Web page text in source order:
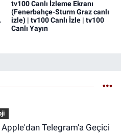
tv100 Canlı İzleme Ekranı
(Fenerbahçe-Sturm Graz canlı
izle) | tv100 Canlı İzle | tv100
Canlı Yayın